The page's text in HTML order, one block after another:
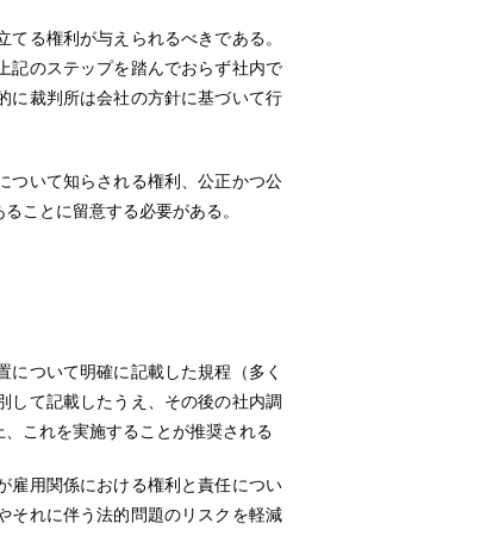
る権利が与えられるべきである。
記のステップを踏んでおらず社内で
に裁判所は会社の方針に基づいて行
ついて知らされる権利、公正かつ公
ことに留意する必要がある。
ついて明確に記載した規程（多く
して記載したうえ、その後の社内調
これを実施することが推奨される
雇用関係における権利と責任につい
それに伴う法的問題のリスクを軽減